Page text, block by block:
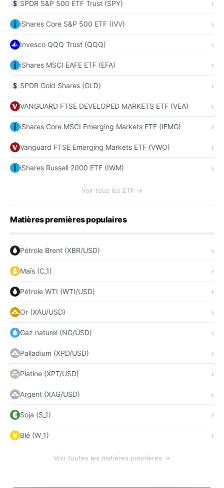
SPDR S&P 500 ETF Trust (SPY)
iShares Core S&P 500 ETF (IVV)
Invesco QQQ Trust (QQQ)
iShares MSCI EAFE ETF (EFA)
SPDR Gold Shares (GLD)
VANGUARD FTSE DEVELOPED MARKETS ETF (VEA)
iShares Core MSCI Emerging Markets ETF (IEMG)
Vanguard FTSE Emerging Markets ETF (VWO)
iShares Russell 2000 ETF (IWM)
Voir tous les ETF →
Matières premières populaires
Pétrole Brent (XBR/USD)
Maïs (C_1)
Pétrole WTI (WTI/USD)
Or (XAU/USD)
Gaz naturel (NG/USD)
Palladium (XPD/USD)
Platine (XPT/USD)
Argent (XAG/USD)
Soja (S_1)
Blé (W_1)
Voir toutes les matières premières →